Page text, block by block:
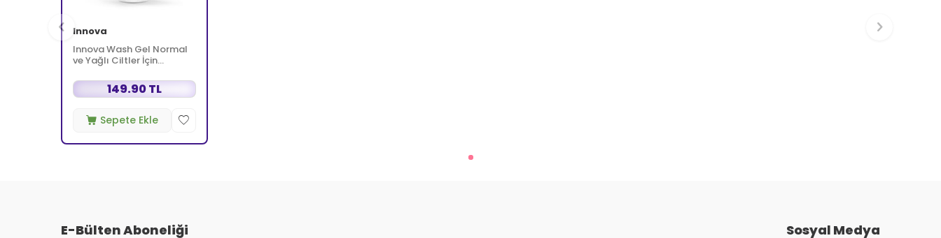
Innova
Innova Wash Gel Normal
ve Yağlı Ciltler İçin
150 ml 149.90 TL
Sepete Ekle
E-Bülten Aboneliği Sosyal Medya